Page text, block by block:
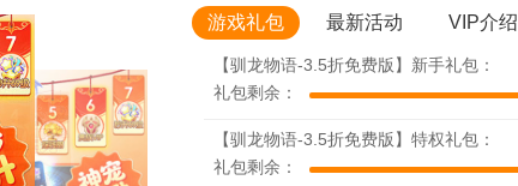
游戏礼包 最新活动 VIP介绍
【驯龙物语-3.5折免费版】新手礼包：
礼包剩余：
【驯龙物语-3.5折免费版】特权礼包：
礼包剩余：